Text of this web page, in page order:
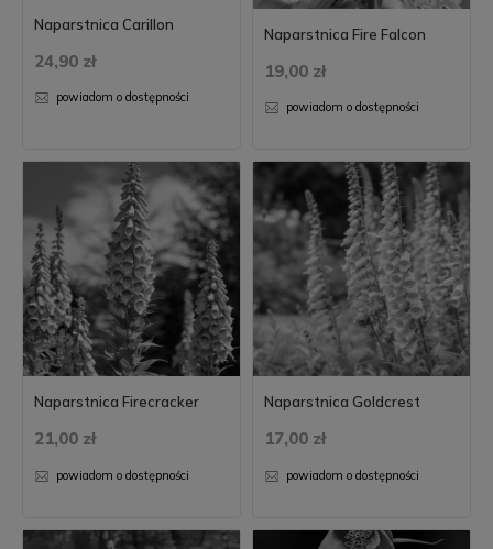
Naparstnica Carillon
24,90 zł
powiadom o dostępności
Naparstnica Fire Falcon
19,00 zł
powiadom o dostępności
Naparstnica Firecracker
21,00 zł
powiadom o dostępności
Naparstnica Goldcrest
17,00 zł
powiadom o dostępności